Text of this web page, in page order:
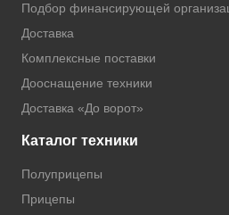
Подбор финансирующей
Доставка
Комплексные поставки
Дооснащение техники
Доставка «До ворот»
Каталог техники
Полуприцепы
Прицепы